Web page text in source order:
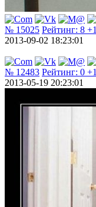
№ 15025 Рейтинг: 8 +1
2013-09-02 18:23:01
№ 12483 Рейтинг: 0 +1
2013-05-19 20:23:01